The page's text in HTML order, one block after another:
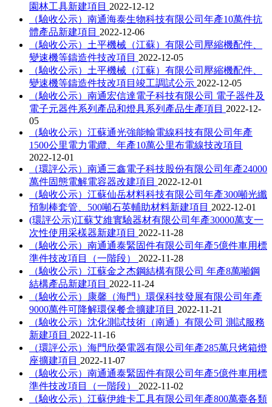
園林工具新建項目 2022-12-12
（驗收公示）南通海泰生物科技有限公司年產10萬件抗
體產品新建項目 2022-12-06
（驗收公示）土平機械（江蘇）有限公司壓縮機配件、
變速機等鑄造件技改項目 2022-12-05
（驗收公示）土平機械（江蘇）有限公司壓縮機配件、
變速機等鑄造件技改項目竣工調試公示 2022-12-05
（驗收公示）南通宏信達電子科技有限公司 電子器件及
電子元器件系列產品和燈具系列產品生產項目 2022-12-
05
（驗收公示）江蘇通光強能輸電線科技有限公司年產
1500公里電力電纜、年產10萬公里布電線技改項目
2022-12-01
（環評公示）南通三鑫電子科技股份有限公司年產24000
萬件固態電解電容器改建項目 2022-12-01
（驗收公示）江蘇仙岳材料科技有限公司年產300噸光纖
預制棒套管、500噸石英輔助材料新建項目 2022-12-01
(環評公示)江蘇艾維實驗器材有限公司年產30000萬支一
次性使用采樣器新建項目 2022-11-28
（驗收公示）南通通泰緊固件有限公司年產5億件車用標
準件技改項目（一階段） 2022-11-28
（驗收公示）江蘇金之杰鋼結構有限公司 年產8萬噸鋼
結構產品新建項目 2022-11-24
（驗收公示）康馨（海門）環保科技發展有限公司年產
9000萬件可降解環保餐盒擴建項目 2022-11-21
（驗收公示）沈化測試技術（南通）有限公司 測試服務
新建項目 2022-11-16
（環評公示）海門欣榮電器有限公司年產285萬只烤箱燈
座擴建項目 2022-11-07
（驗收公示）南通通泰緊固件有限公司年產5億件車用標
準件技改項目（一階段） 2022-11-02
（驗收公示）江蘇伊維卡工具有限公司年產800萬臺各類